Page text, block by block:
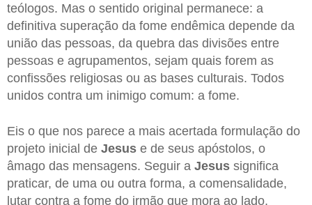
teólogos. Mas o sentido original permanece: a
definitiva superação da fome endêmica depende da
união das pessoas, da quebra das divisões entre
pessoas e agrupamentos, sejam quais forem as
confissões religiosas ou as bases culturais. Todos
unidos contra um inimigo comum: a fome.
Eis o que nos parece a mais acertada formulação do
projeto inicial de Jesus e de seus apóstolos, o
âmago das mensagens. Seguir a Jesus significa
praticar, de uma ou outra forma, a comensalidade,
lutar contra a fome do irmão que mora ao lado,